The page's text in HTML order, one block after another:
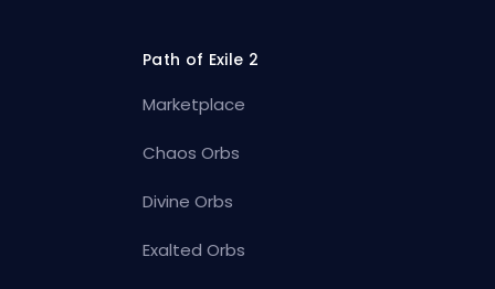
Path of Exile 2
Marketplace
Chaos Orbs
Divine Orbs
Exalted Orbs